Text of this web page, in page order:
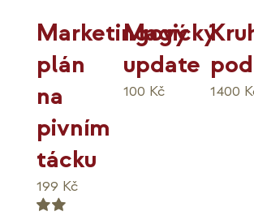
Marketingový
plán
na
pivním
tácku
199 Kč
Magický
update
100 Kč 1400